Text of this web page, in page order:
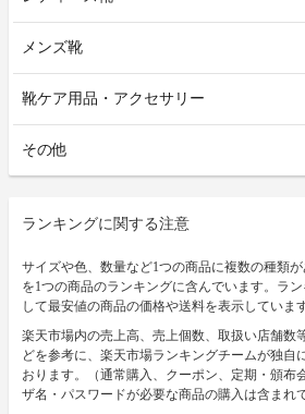
メンズ靴
靴ケア用品・アクセサリー
その他
ランキングに関する注意
サイズや色、数量など1つの商品に複数の種類
を1つの商品のランキングに含んでいます。ラ
して最安値の商品の価格や送料を表示しています
楽天市場内の売上高、売上個数、取扱い店舗数
どを参考に、楽天市場ランキングチームが独自
おります。（通常購入、クーポン、定期・頒布
ザ名・パスワードが必要な商品の購入は含まれ